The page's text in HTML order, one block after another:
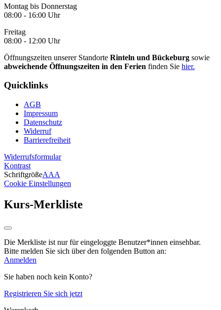
Montag bis Donnerstag
08:00 - 16:00 Uhr
Freitag
08:00 - 12:00 Uhr
Öffnungszeiten unserer Standorte Rinteln und Bückeburg sowie
abweichende Öffnungszeiten in den Ferien finden Sie hier.
Quicklinks
AGB
Impressum
Datenschutz
Widerruf
Barrierefreiheit
Widerrufsformular
Kontrast
SchriftgrößeAAA
Cookie Einstellungen
Kurs-Merkliste
Die Merkliste ist nur für eingeloggte Benutzer*innen einsehbar.
Bitte melden Sie sich über den folgenden Button an:
Anmelden
Sie haben noch kein Konto?
Registrieren Sie sich jetzt